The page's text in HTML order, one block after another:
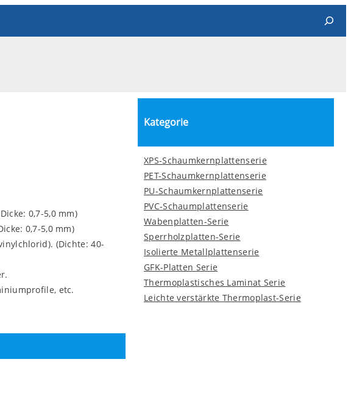
Search
0,7-5,0 mm)
0,7-5,0 mm)
(Dichte: 40-
etc.
Kategorie
XPS-Schaumkernplattenserie
PET-Schaumkernplattenserie
PU-Schaumkernplattenserie
PVC-Schaumplattenserie
Wabenplatten-Serie
Sperrholzplatten-Serie
Isolierte Metallplattenserie
GFK-Platten Serie
Thermoplastisches Laminat Serie
Leichte verstärkte Thermoplast-Serie